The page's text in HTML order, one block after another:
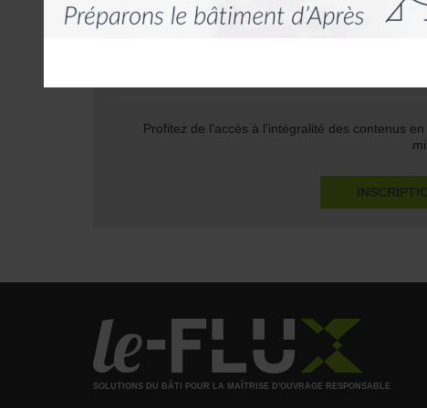
plat sa stratégie immobilière. « Son objectif est de
Profitez de l'accès à l'intégralité des contenus
SOLUTIONS DU BÂTI POUR LA MAÎTRISE D'OUVRAGE RESPONSABLE